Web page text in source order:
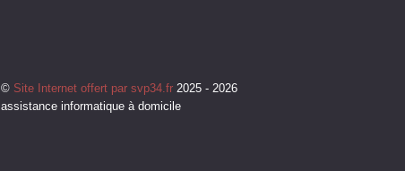
© Site Internet offert par svp34.fr 2025 - 2026
assistance informatique à domicile